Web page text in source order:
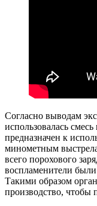
Согласно выводам
использовалась
предназначен к
минометным
всего порохового
воспламенители
Такими образом
производство,